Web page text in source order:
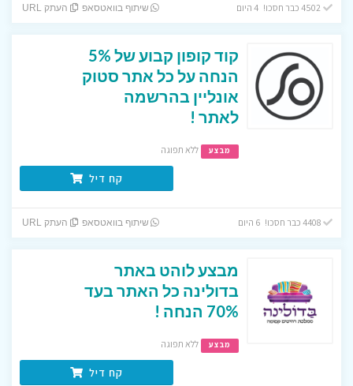
4502 כבר חסכו! 4 היום שיתוף בוואטסאפ העתק URL
קוד קופון קבוע של 5%
הנחה על כל אתר סטוק
אונליין בהרשמה
לאתר !
מבצע ללא תפוגה
קח דיל
4408 כבר חסכו! 6 היום שיתוף בוואטסאפ העתק URL
מבצע לוהט באתר
בדולינה כל האתר בעד
70% הנחה !
מבצע ללא תפוגה
קח דיל